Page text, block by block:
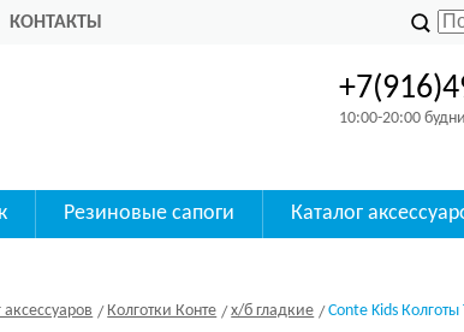
КОНТАКТЫ
10:00-20:00
Резиновые сапоги Каталог
аксессуаров Колготки Конте х/б гладкие Conte Kids